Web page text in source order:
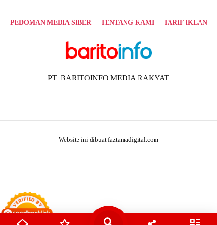
PEDOMAN MEDIA SIBER TENTANG KAMI TARIF IKLAN
PT. BARITOINFO MEDIA RAKYAT
Website ini dibuat faztamadigital.com